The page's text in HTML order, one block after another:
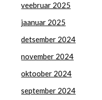
veebruar 2025
jaanuar 2025
detsember 2024
november 2024
oktoober 2024
september 2024